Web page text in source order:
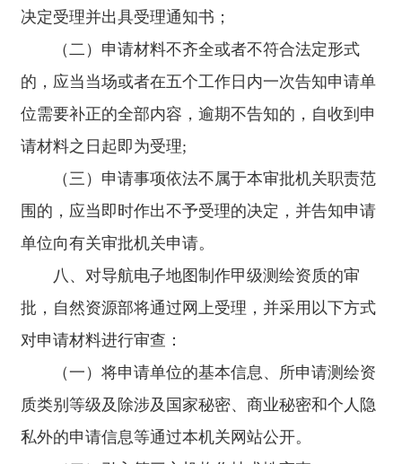
二十三、测绘单位依法取得测绘资质后，出现不符合其
测绘资质等级或者专业类别条件的，由县级以上人民政府
自然资源主管部门责令限期改正；逾期未改正至符合条件
质所涉及的测绘活动。 二十四、违反本办法规定，未
得测绘资质证书从事测绘活动的，依照《中华人民共和国
测绘法》第五十五条规定予以处罚。 测绘单位以欺
骗、贿赂等不正当手段取得测绘资质证书的，该单位在三
年内再次申请测绘资质，审批机关不予受理。 二十
和国测绘法》第六十三条规定予以处罚。 二十六、外
商投资企业测绘资质的申请、受理和审查， 依据外国
的组织或者个人来华测绘管理有关规定办理。 测绘
资质分类分级标准 一、本标准分为通用标准、专业标
同时达到通用标准和所申请专业类别的专业标准要求。
限制范围内从事测绘活动,甲级测绘资质无作业范围限制。
二、申请单位应当提交下列材料的原件扫描件，并对
申请材料实质内容的真实性负责： （一）法人资格证
书。 （二）符合专业标准规定的专业技术人员身份证
料和劳务合同；测绘专业技术人员的学历证书和职称证
书，测绘相关专业技术人员的学历证书或职称证书。
决定受理并出具受理通知书；
（二）申请材料不齐全或者不符合法定形式
的，应当当场或者在五个工作日内一次告知申请单
位需要补正的全部内容，逾期不告知的，自收到申
请材料之日起即为受理;
（三）申请事项依法不属于本审批机关职责范
围的，应当即时作出不予受理的决定，并告知申请
单位向有关审批机关申请。
八、对导航电子地图制作甲级测绘资质的审
批，自然资源部将通过网上受理，并采用以下方式
对申请材料进行审查：
（一）将申请单位的基本信息、所申请测绘资
质类别等级及除涉及国家秘密、商业秘密和个人隐
私外的申请信息等通过本机关网站公开。